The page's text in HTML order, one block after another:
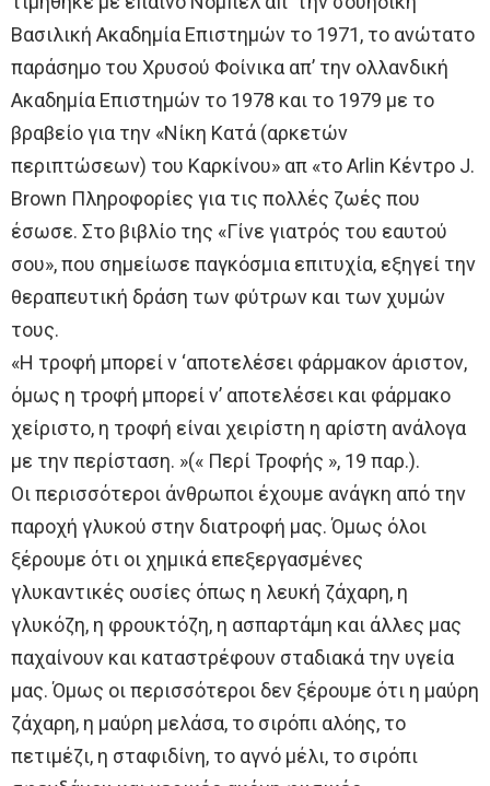
Βασιλική Ακαδημία Επιστημών το 1971, το ανώτατο
παράσημο του Χρυσού Φοίνικα απ’ την ολλανδική
Ακαδημία Επιστημών το 1978 και το 1979 με το
βραβείο για την «Νίκη Κατά (αρκετών
περιπτώσεων) του Καρκίνου» απ «το Arlin Κέντρο J.
Brown Πληροφορίες για τις πολλές ζωές που
έσωσε. Στο βιβλίο της «Γίνε γιατρός του εαυτού
σου», που σημείωσε παγκόσμια επιτυχία, εξηγεί την
θεραπευτική δράση των φύτρων και των χυμών
τους.
«Η τροφή μπορεί ν ‘αποτελέσει φάρμακον άριστον,
όμως η τροφή μπορεί ν’ αποτελέσει και φάρμακο
χείριστο, η τροφή είναι χειρίστη η αρίστη ανάλογα
με την περίσταση. »(« Περί Τροφής », 19 παρ.).
Οι περισσότεροι άνθρωποι έχουμε ανάγκη από την
παροχή γλυκού στην διατροφή μας. Όμως όλοι
ξέρουμε ότι οι χημικά επεξεργασμένες
γλυκαντικές ουσίες όπως η λευκή ζάχαρη, η
γλυκόζη, η φρουκτόζη, η ασπαρτάμη και άλλες μας
παχαίνουν και καταστρέφουν σταδιακά την υγεία
μας. Όμως οι περισσότεροι δεν ξέρουμε ότι η μαύρη
ζάχαρη, η μαύρη μελάσα, το σιρόπι αλόης, το
πετιμέζι, η σταφιδίνη, το αγνό μέλι, το σιρόπι